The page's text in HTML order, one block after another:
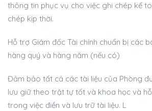
thông tin phục vụ cho việc ghi chép kế
chép kịp thời.
Hỗ trợ Giám đốc Tài chính chuẩn bị các
hàng quý và hàng năm (nếu có)
Đảm bảo tất cả các tài liệu của Phòng
lưu giữ theo trật tự tốt và khoa học và
trong việc điền và lưu trữ tài liệu. L